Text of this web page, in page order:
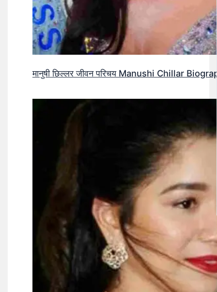
मानुषी छिल्लर जीवन परिचय Manushi Chillar